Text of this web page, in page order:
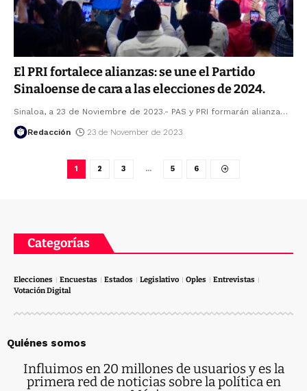
El PRI fortalece alianzas: se une el Partido
Sinaloense de cara a las elecciones de 2024.
Sinaloa, a 23 de Noviembre de 2023.- PAS y PRI formarán alianza…
Redacción 23 de November de 2023
1 2 3 … 5 6
Categorías
Elecciones Encuestas Estados Legislativo Oples
Entrevistas
Votación Digital
Quiénes somos
Influimos en 20 millones de usuarios y es la
primera red de noticias sobre la política en